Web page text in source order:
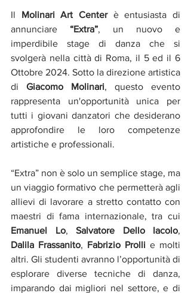
Il Molinari Art Center è entusiasta di
annunciare “Extra”, un nuovo e
imperdibile stage di danza che si
svolgerà nella città di Roma, il 5 ed il 6
Ottobre 2024. Sotto la direzione artistica
di Giacomo Molinari, questo evento
rappresenta un'opportunità unica per
tutti i giovani danzatori che desiderano
approfondire le loro competenze
artistiche e professionali.
“Extra” non è solo un semplice stage, ma
un viaggio formativo che permetterà agli
allievi di lavorare a stretto contatto con
Emanuel Lo, Salvatore Dello Iacolo
Dalila Frassanito, Fabrizio Prolli e molti
altri. Gli studenti avranno l’opportunità di
esplorare diverse tecniche di danza,
imparando dai migliori nel settore, e di